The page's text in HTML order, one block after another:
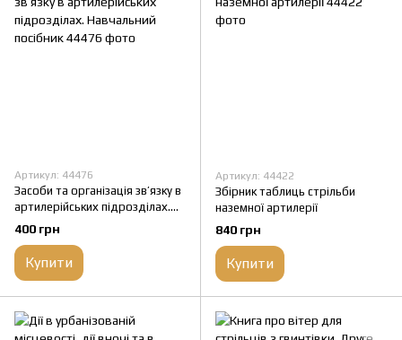
Артикул: 44476
Засоби та організація зв’язку в
артилерійських підрозділах.
Навчальний посібник
400 грн
Купити
Артикул: 44422
Збірник таблиць стрільби
наземної артилерії
840 грн
Купити